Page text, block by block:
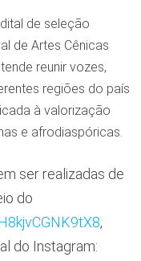
de seleção
de Artes Cênicas
reunir vozes,
regiões do país
à valorização
e afrodiaspóricas.
ser realizadas de
do
,
do Instagram: